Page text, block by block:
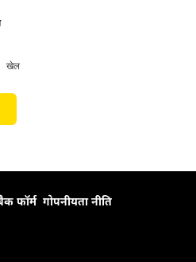
सामूहिक पश्चिम
खेल
फॉर्म गोपनीयता नीति